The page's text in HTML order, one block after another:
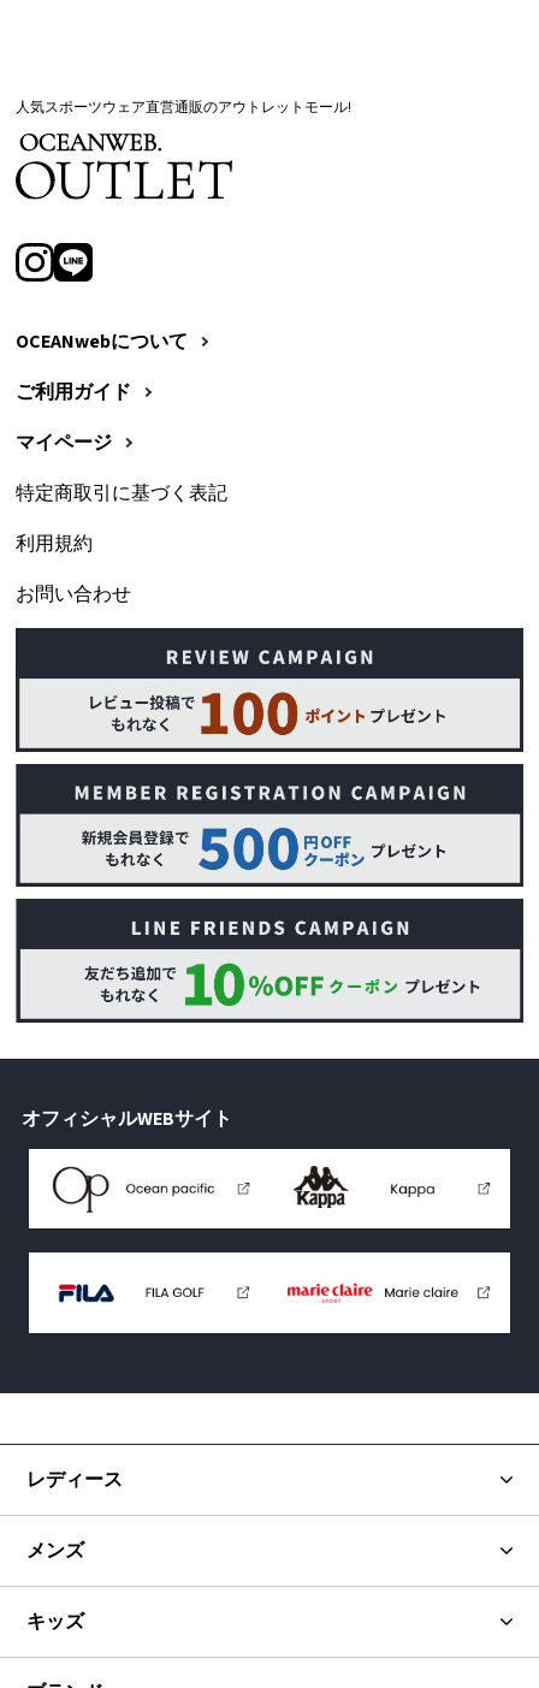
人気スポーツウェア直営通販のアウトレットモール!
OCEANwebについて
ご利用ガイド
マイページ
特定商取引に基づく表記
利用規約
お問い合わせ
オフィシャルWEBサイト
レディース
メンズ
キッズ